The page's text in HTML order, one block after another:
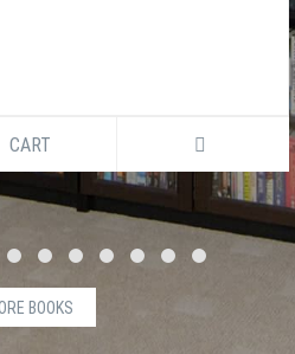
CART
BOOKS